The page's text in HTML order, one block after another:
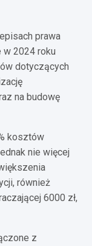
prawa
w 2024 roku
dotyczących
na budowę
kosztów
nie więcej
również
6000 zł,
z